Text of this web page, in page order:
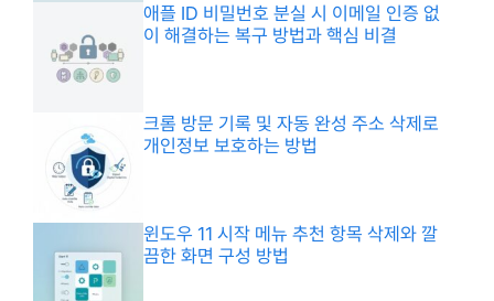
애플 ID 비밀번호 분실 시 이메일 인증 없
이 해결하는 복구 방법과 핵심 비결
크롬 방문 기록 및 자동 완성 주소 삭제로
개인정보 보호하는 방법
윈도우 11 시작 메뉴 추천 항목 삭제와 깔
끔한 화면 구성 방법